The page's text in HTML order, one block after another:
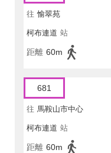
往 愉翠苑
柯布連道 站
距離 60m
681
往 馬鞍山市中心
柯布連道 站
距離 60m